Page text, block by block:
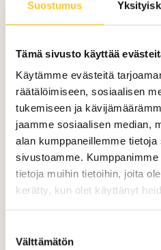
Suostumus
Tämä sivusto käyttää
Käytämme evästeitä
räätälöimiseen, sosiaalisen
tukemiseen ja
jaamme sosiaalisen median,
alan kumppaneillemme
sivustoamme.
tietoja muihin tietoihin, joita
kerätty, kun olet käyttänyt
valinta
Välttämätön
tarvittavat
Lisätöinä maalattiin
jätehuoneen teräsovi
pinnalle erittäin lujan
Kokonaisuutena
ulkonäköä, pidentää
ja varmistaa
pitkälle